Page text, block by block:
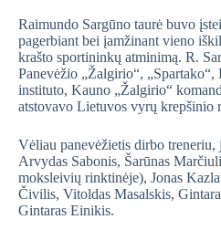
Raimundo Sargūno taurė buvo
pagerbiant bei įamžinant vieno
krašto sportininkų atminimą. R.
Panevėžio „Žalgirio“,
instituto, Kauno „Žalgirio“
atstovavo Lietuvos vyrų krepšinio
Vėliau panevėžietis dirbo treneriu,
Arvydas Sabonis, Šarūnas
moksleivių rinktinėje), Jonas
Čivilis, Vitoldas Masalskis,
Gintaras Einikis.